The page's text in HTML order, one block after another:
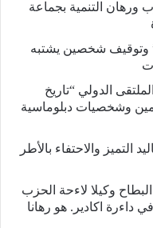
ورهان التنمية بجماعة
وتوقيف شخصين يشتبه
الدولي “تاريخ
وشخصيات دبلوماسية
التميز والاحتفاء بالأطر
وكيلا لاءحة الحزب
داءرة اكادير. هو رهانا